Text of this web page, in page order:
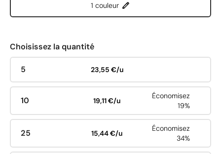
1 couleur
Choisissez la quantité
5 23,55 €/u
10 19,11 €/u
Économisez
19%
25 15,44 €/u
Économisez
34%